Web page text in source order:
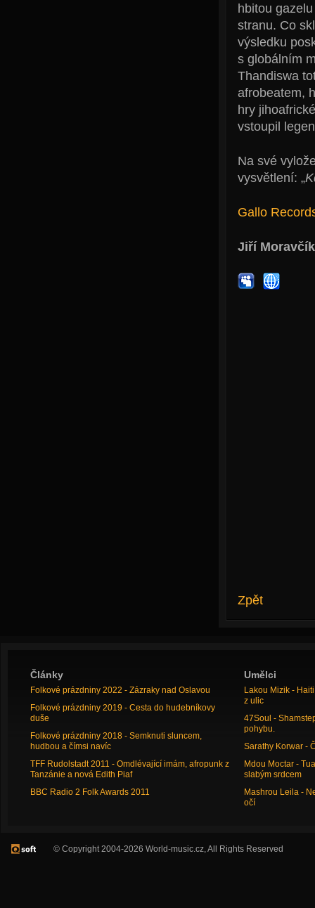
hbitou
stranu. Co
výsledku
s globálním
Thandiswa
afrobeatem,
hry
vstoupil
Na své
vysvětlení: „
Gallo
Jiří Moravčík
Zpět
Články
Folkové prázdniny 2022 - Zázraky nad Oslavou
Folkové prázdniny 2019 - Cesta do hudebníkovy
duše
Folkové prázdniny 2018 - Semknuti sluncem,
hudbou a čímsi navíc
TFF Rudolstadt 2011 - Omdlévající imám, afropunk z
Tanzánie a nová Edith Piaf
BBC Radio 2 Folk Awards 2011
Umělci
Lakou Mizik -
z ulic
47Soul -
pohybu.
Sarathy Korwar -
Mdou Moctar -
slabým srdcem
Mashrou Leila -
očí
© Copyright 2004-2026 World-music.cz, All Rights Reserved